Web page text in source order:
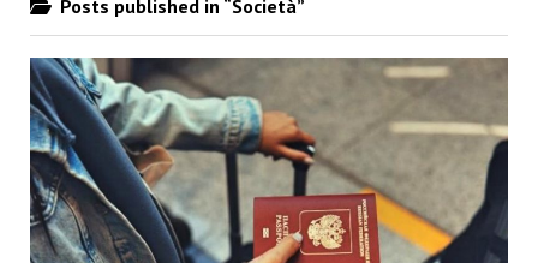
Posts published in “Società”